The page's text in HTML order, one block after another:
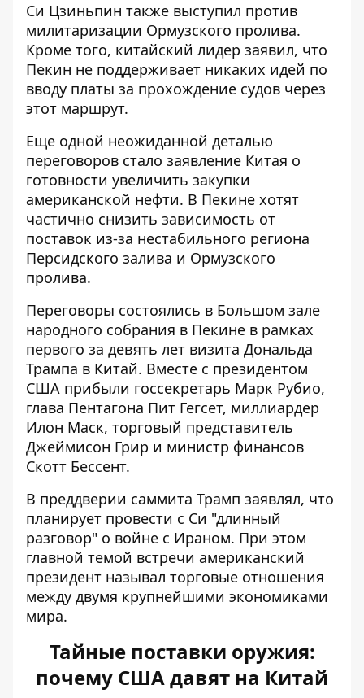
Си Цзиньпин также выступил против
милитаризации Ормузского пролива.
Кроме того, китайский лидер заявил, что
Пекин не поддерживает никаких идей по
вводу платы за прохождение судов через
этот маршрут.
Еще одной неожиданной деталью
переговоров стало заявление Китая о
готовности увеличить закупки
американской нефти. В Пекине хотят
частично снизить зависимость от
поставок из-за нестабильного региона
Персидского залива и Ормузского
пролива.
Переговоры состоялись в Большом зале
народного собрания в Пекине в рамках
первого за девять лет визита Дональда
Трампа в Китай. Вместе с президентом
США прибыли госсекретарь Марк Рубио,
глава Пентагона Пит Гегсет, миллиардер
Илон Маск, торговый представитель
Джеймисон Грир и министр финансов
Скотт Бессент.
В преддверии саммита Трамп заявлял, что
планирует провести с Си "длинный
разговор" о войне с Ираном. При этом
главной темой встречи американский
президент называл торговые отношения
между двумя крупнейшими экономиками
мира.
Тайные поставки оружия:
почему США давят на Китай